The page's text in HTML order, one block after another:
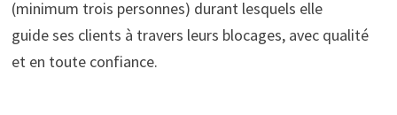
(minimum trois personnes) durant lesquels elle
guide ses clients à travers leurs blocages, avec qualité
et en toute confiance.